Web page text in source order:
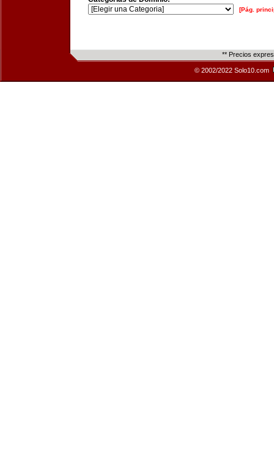
[Pág.
** Precios
© 2002/2022 Solo10.com